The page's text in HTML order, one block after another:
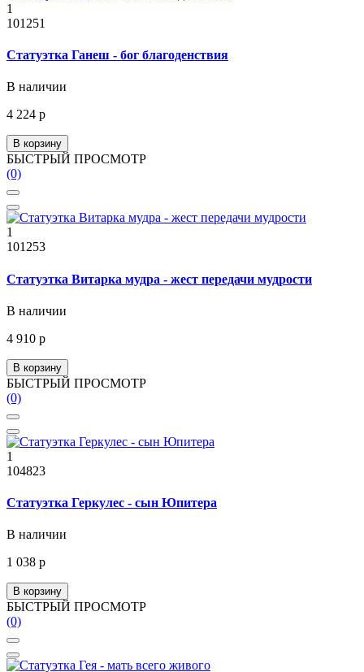
1
101251
Статуэтка Ганеш - бог благоденствия
В наличии
4 224 р
В корзину
БЫСТРЫЙ ПРОСМОТР
(0)
1
101253
Статуэтка Витарка мудра - жест передачи мудрости
В наличии
4 910 р
В корзину
БЫСТРЫЙ ПРОСМОТР
(0)
1
104823
Статуэтка Геркулес - сын Юпитера
В наличии
1 038 р
В корзину
БЫСТРЫЙ ПРОСМОТР
(0)